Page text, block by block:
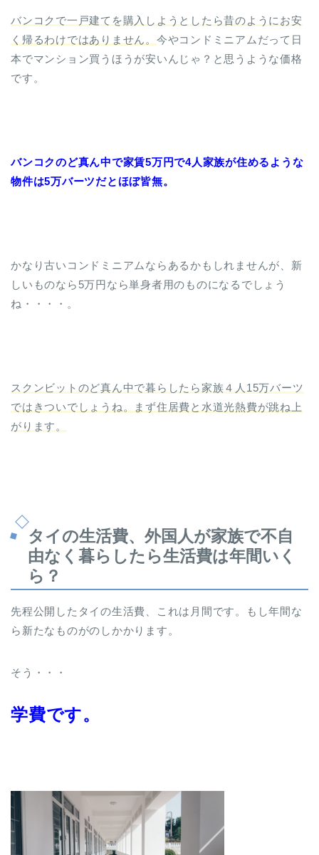
バンコクで一戸建てを購入しようとしたら昔のようにお安
く帰るわけではありません。 今やコンドミニアムだって日
本でマンション買うほうが安いんじゃ？と思うような価格
です。
バンコクのど真ん中で家賃5万円で4人家族が住めるような
物件は5万バーツだとほぼ皆無。
かなり古いコンドミニアムならあるかもしれませんが、新
しいものなら5万円なら単身者用のものになるでしょう
ね・・・・。
スクンビットのど真ん中で暮らしたら家族４人15万バーツ
ではきついでしょうね。まず住居費と水道光熱費が跳ね上
がります。
タイの生活費、外国人が家族で不自
由なく暮らしたら生活費は年間いく
ら？
先程公開したタイの生活費、これは月間です。もし年間な
ら新たなものがのしかかります。
そう・・・
学費です。